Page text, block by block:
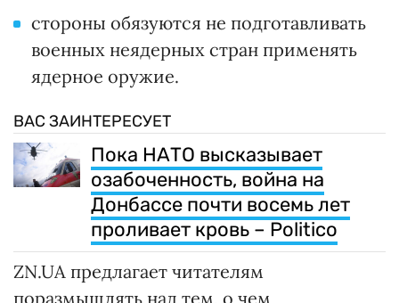
стороны обязуются не подготавливать
военных неядерных стран применять
ядерное оружие.
ВАС ЗАИНТЕРЕСУЕТ
Пока НАТО высказывает
озабоченность, война на
Донбассе почти восемь лет
проливает кровь – Politico
ZN.UA предлагает читателям
поразмышлять над тем, о чем